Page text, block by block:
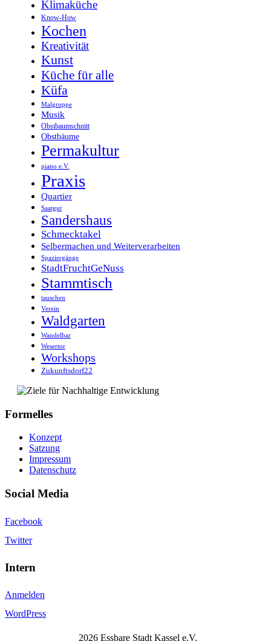
Klimaküche
Know-How
Kochen
Kreativität
Kunst
Küche für alle
Küfa
Malgruppe
Musik
Obstbaumschnitt
Obstbäume
Permakultur
piano e.V.
Praxis
Quartier
Saatgut
Sandershaus
Schmecktakel
Selbermachen und Weiterverarbeiten
Spaziergänge
StadtFruchtGeNuss
Stammtisch
tauschen
Verein
Waldgarten
Wandelbar
Wesertor
Workshops
Zukunftsdorf22
Formelles
Konzept
Satzung
Impressum
Datenschutz
Social Media
Facebook
Twitter
Intern
Anmelden
WordPress
2026 Essbare Stadt Kassel e.V.